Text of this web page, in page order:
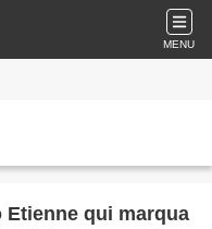
MENU
qui marqua